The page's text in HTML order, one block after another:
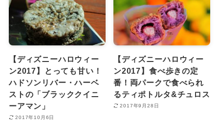
【ディズニーハロウィー
ン2017】とっても甘い！
ハドソンリバー・ハーベ
ストの「ブラッククイニ
ーアマン」
2017年10月6日
【ディズニーハロウィー
ン2017】食べ歩きの定
番！両パークで食べられ
るティポトルタ&チュロス
2017年9月28日